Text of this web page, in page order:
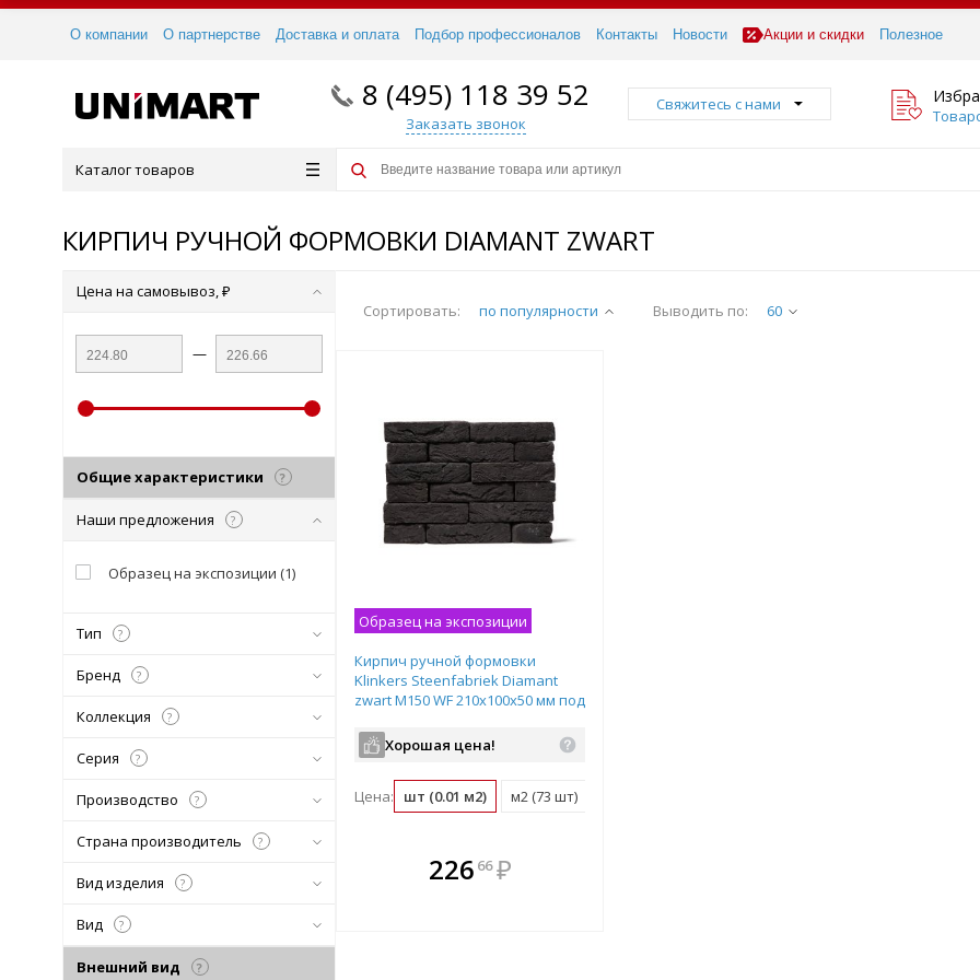
О компании О партнерстве Доставка и оплата Подбор профессионалов Контакты Новости Акции и скидки Полезное
8 (495) 118 39 52
Заказать звонок
Свяжитесь с нами
Каталог товаров
КИРПИЧ РУЧНОЙ ФОРМОВКИ DIAMANT ZWART
Сортировать: по популярности Выводить по: 60
Образец на экспозиции
Кирпич ручной формовки
Klinkers Steenfabriek Diamant
zwart М150 WF 210х100х50 мм под
Хорошая цена!
Цена: шт (0.01 м2) м2 (73 шт)
всегда выгоднее!
226 66 ₽
Цена на самовывоз, ₽
—
Общие характеристики ?
Наши предложения ?
Образец на экспозиции (1)
Тип ?
Бренд ?
Коллекция ?
Серия ?
Производство ?
Страна производитель ?
Вид изделия ?
Вид ?
Внешний вид ?